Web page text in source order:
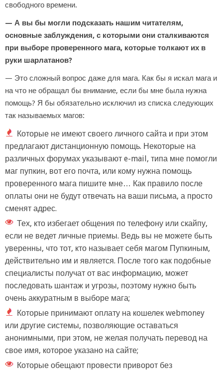
свободного времени.
— А вы бы могли подсказать нашим читателям,
основные заблуждения, с которыми они сталкиваются
при выборе проверенного мага, которые толкают их в
руки шарлатанов?
— Это сложный вопрос даже для мага. Как бы я искал мага и
на что не обращал бы внимание, если бы мне была нужна
помощь? Я бы обязательно исключил из списка следующих
так называемых магов:
Которые не имеют своего личного сайта и при этом
предлагают дистанционную помощь. Некоторые на
различных форумах указывают e-mail, типа мне помогли
маг пупкин, вот его почта, или кому нужна помощь
проверенного мага пишите мне… Как правило после
оплаты они не будут отвечать на ваши письма, а просто
сменят адрес.
Тех, кто избегает общения по телефону или скайпу,
если не ведет личные приемы. Ведь вы не можете быть
уверенны, что тот, кто называет себя магом Пупкиным,
действительно им и является. После того как подобные
специалисты получат от вас информацию, может
последовать шантаж и угрозы, поэтому нужно быть
очень аккуратным в выборе мага;
Которые принимают оплату на кошелек webmoney
или другие системы, позволяющие оставаться
анонимными, при этом, не желая получать перевод на
свое имя, которое указано на сайте;
Которые обещают провести приворот без